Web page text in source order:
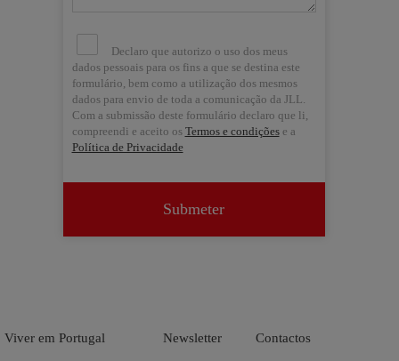
Declaro que autorizo o uso dos meus
dados pessoais para os fins a que se destina este
formulário, bem como a utilização dos mesmos
dados para envio de toda a comunicação da JLL.
Com a submissão deste formulário declaro que li,
compreendi e aceito os Termos e condiçõese a
Política de Privacidade
Submeter
Newsletter Contactos
Viver em Portugal